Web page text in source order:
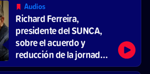
Audios
Richard Ferreira,
presidente del SUNCA,
sobre el acuerdo y
reducción de la jornada
laboral